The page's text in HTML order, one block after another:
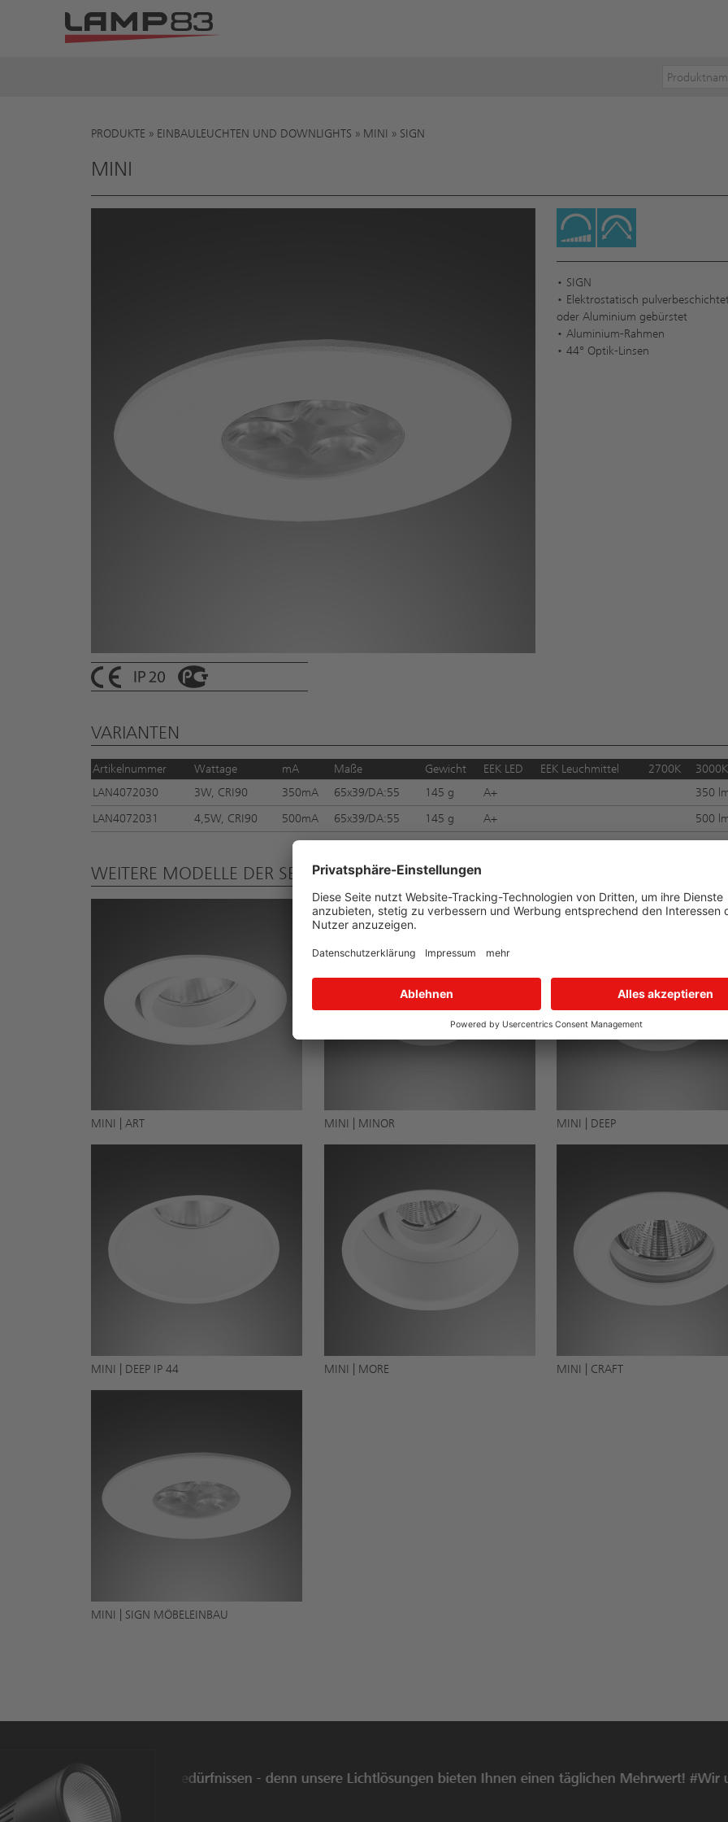
Sie sind hier
PRODUKTE » EINBAULEUCHTEN UND DOWNLIGHTS » MINI » SIGN
MINI
• SIGN
• Elektrostatisch
oder Aluminium gebürstet
• Aluminium-Rahmen
• 44° Optik-Linsen
VARIANTEN
Artikelnummer Wattage mA Maße Gewicht EEK LED EEK Leuchmittel 2700K 3000K
LAN4072030
3W, CRI90 350mA 65x39/DA:55 145 g A+ 350
LAN4072031
4,5W, CRI90 500mA 65x39/DA:55 145 g A+ 500
WEITERE MODELLE DER SERIE
MINI | ART MINI | MINOR MINI | DEEP
MINI | DEEP IP 44 MINI | MORE MINI | CRAFT
MINI | SIGN MÖBELEINBAU
individuellen Lichtbedürfnissen - denn unsere Lichtlösungen bieten Ihnen einen täglichen Mehrwert! #Wir